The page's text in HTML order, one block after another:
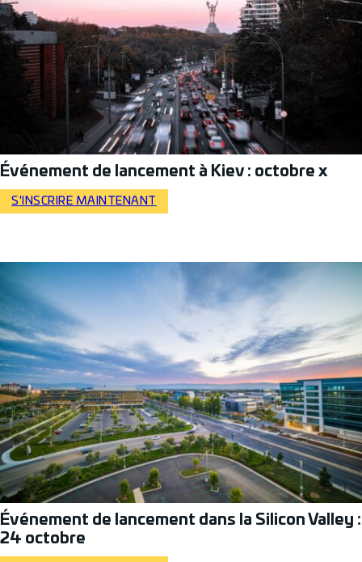
Événement de lancement à Kiev : octobre x
S'INSCRIRE MAINTENANT
Événement de lancement dans la Silicon Valley :
24 octobre